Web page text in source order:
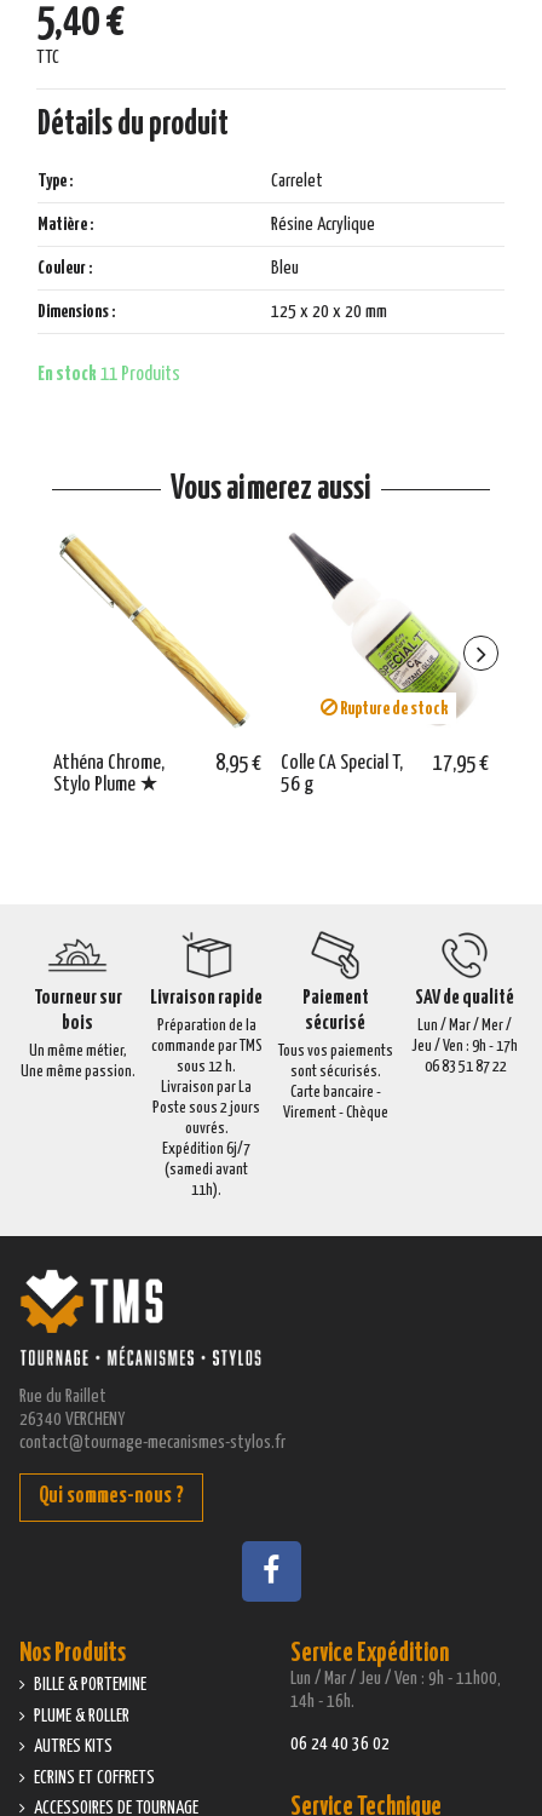
5,40 €
TTC
Détails du produit
Type : Carrelet
Matière : Résine Acrylique
Couleur : Bleu
Dimensions : 125 x 20 x 20 mm
En stock 11 Produits
Vous aimerez aussi
Athéna Chrome,
Stylo Plume ★
8,95 €
Rupture de stock
Colle CA Special T,
56 g
17,95 €
Tourneur sur
bois
Un même métier,
Une même passion.
Livraison rapide
Préparation de la
commande par TMS
sous 12 h.
Livraison par La
Poste sous 2 jours
ouvrés.
Expédition 6j/7
(samedi avant
11h).
Paiement
sécurisé
Tous vos paiements
sont sécurisés.
Carte bancaire -
Virement - Chèque
SAV de qualité
Lun / Mar / Mer /
Jeu / Ven : 9h - 17h
06 83 51 87 22
Rue du Raillet
26340 VERCHENY
contact@tournage-mecanismes-stylos.fr
Qui sommes-nous ?
Service Expédition
Lun / Mar / Jeu / Ven : 9h - 11h00,
14h - 16h.
06 24 40 36 02
Service Technique
Nos Produits
BILLE & PORTEMINE
PLUME & ROLLER
AUTRES KITS
ECRINS ET COFFRETS
ACCESSOIRES DE TOURNAGE